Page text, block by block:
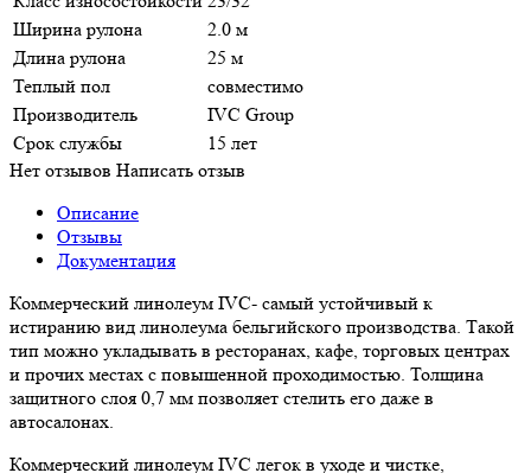
Ширина рулона
2.0 м
Длина рулона
25 м
Теплый пол
совместимо
Производитель
IVC Group
Срок службы
15 лет
Нет отзывов Написать отзыв
Описание
Отзывы
Документация
Коммерческий линолеум IVC- самый устойчивый к
истиранию вид линолеума бельгийского производства. Такой
тип можно укладывать в ресторанах, кафе, торговых центрах
и прочих местах с повышенной проходимостью. Толщина
защитного слоя 0,7 мм позволяет стелить его даже в
автосалонах.
Коммерческий линолеум IVC легок в уходе и чистке,